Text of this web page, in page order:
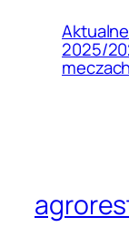
2025/
meczach